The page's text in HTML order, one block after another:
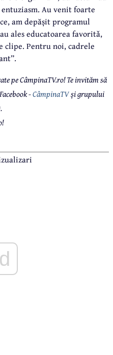
Au venit foarte
am depășit programul
ales educatoarea favoritǎ,
Pentru noi, cadrele
pe CâmpinaTV.ro! Te invităm să
-CâmpinaTVși grupului